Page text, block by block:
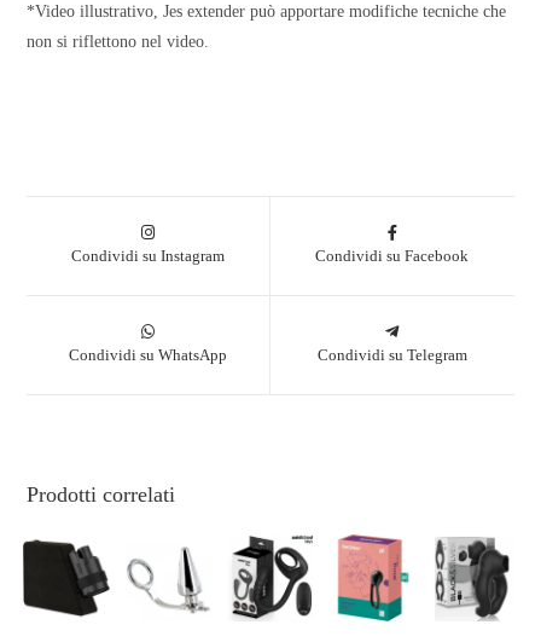
*Video illustrativo, Jes extender può apportare modifiche tecniche che
non si riflettono nel video.
Condividi su Instagram Condividi su Facebook
Condividi su WhatsApp Condividi su Telegram
Prodotti correlati